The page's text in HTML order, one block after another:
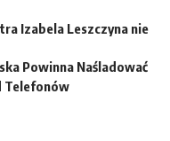
Izabela Leszczyna nie
Powinna Naśladować
Telefonów